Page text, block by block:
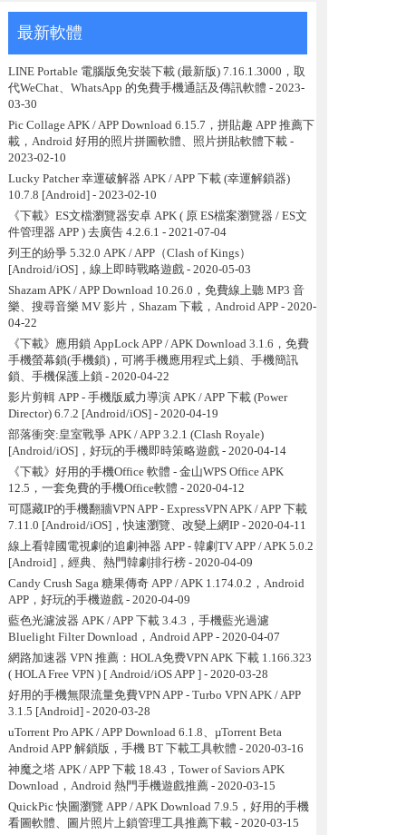
最新軟體
LINE Portable 電腦版免安裝下載 (最新版) 7.16.1.3000，取
代WeChat、WhatsApp 的免費手機通話及傳訊軟體 - 2023-
03-30
Pic Collage APK / APP Download 6.15.7，拼貼趣 APP 推薦下
載，Android 好用的照片拼圖軟體、照片拼貼軟體下載-
2023-02-10
Lucky Patcher 幸運破解器 APK / APP 下載 (幸運解鎖器)
10.7.8 [Android] - 2023-02-10
《下載》ES文檔瀏覽器安卓 APK ( 原 ES檔案瀏覽器 / ES文
件管理器 APP ) 去廣告 4.2.6.1 - 2021-07-04
列王的紛爭 5.32.0 APK / APP（Clash of Kings）
[Android/iOS]，線上即時戰略遊戲- 2020-05-03
Shazam APK / APP Download 10.26.0，免費線上聽 MP3 音
樂、搜尋音樂 MV 影片，Shazam 下載，Android APP- 2020-
04-22
《下載》應用鎖 AppLock APP / APK Download 3.1.6，免費
手機螢幕鎖(手機鎖)，可將手機應用程式上鎖、手機簡訊
鎖、手機保護上鎖 - 2020-04-22
影片剪輯 APP - 手機版威力導演 APK / APP 下載 (Power
Director) 6.7.2 [Android/iOS]- 2020-04-19
部落衝突:皇室戰爭 APK / APP 3.2.1 (Clash Royale)
[Android/iOS]，好玩的手機即時策略遊戲- 2020-04-14
《下載》好用的手機Office 軟體 - 金山WPS Office APK
12.5，一套免費的手機Office軟體 - 2020-04-12
可隱藏IP的手機翻牆VPN APP - ExpressVPN APK / APP 下載
7.11.0 [Android/iOS]，快速瀏覽、改變上網IP- 2020-04-11
線上看韓國電視劇的追劇神器 APP - 韓劇TV APP / APK 5.0.2
[Android]，經典、熱門韓劇排行榜- 2020-04-09
Candy Crush Saga 糖果傳奇 APP / APK 1.174.0.2，Android
APP，好玩的手機遊戲- 2020-04-09
藍色光濾波器 APK / APP 下載 3.4.3，手機藍光過濾
Bluelight Filter Download，Android APP- 2020-04-07
網路加速器 VPN 推薦：HOLA免费VPN APK 下載 1.166.323
( HOLA Free VPN ) [ Android/iOS APP ]- 2020-03-28
好用的手機無限流量免費VPN APP - Turbo VPN APK / APP
3.1.5 [Android]- 2020-03-28
uTorrent Pro APK / APP Download 6.1.8、µTorrent Beta
Android APP 解鎖版，手機 BT 下載工具軟體 - 2020-03-16
神魔之塔 APK / APP 下載 18.43，Tower of Saviors APK
Download，Android 熱門手機遊戲推薦- 2020-03-15
QuickPic 快圖瀏覽 APP / APK Download 7.9.5，好用的手機
看圖軟體、圖片照片上鎖管理工具推薦下載- 2020-03-15